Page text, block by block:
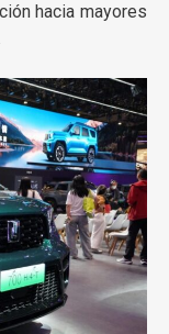
hacia mayores